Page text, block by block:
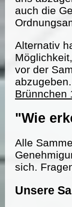
auch die
Alternativ
vor der
Brünnchen
"Wie
Alle
sich.
Unsere